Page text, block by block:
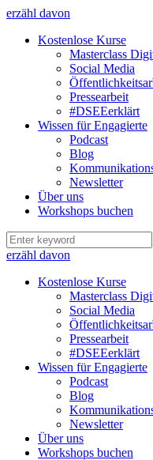
erzähl davon
Kostenlose Kurse
Masterclass
Social Media
Pressearbeit
#DSEEerklärt
Wissen für Engagierte
Podcast
Blog
Newsletter
Über uns
Workshops buchen
erzähl davon
Kostenlose Kurse
Masterclass
Social Media
Pressearbeit
#DSEEerklärt
Wissen für Engagierte
Podcast
Blog
Newsletter
Über uns
Workshops buchen